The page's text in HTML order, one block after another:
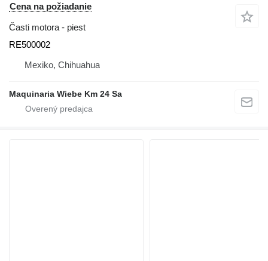
Cena na požiadanie
Časti motora - piest
RE500002
Mexiko, Chihuahua
Maquinaria Wiebe Km 24 Sa